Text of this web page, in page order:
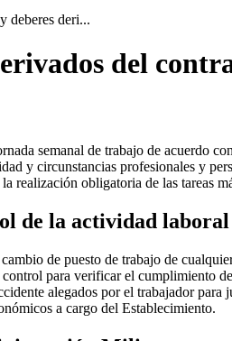
deberes deri...
del
semanal de trabajo de acuerdo
y circunstancias profesionales y
obligatoria de las tareas
de la actividad laboral
de puesto de trabajo de
para verificar el cumplimiento
alegados por el trabajador
a cargo del Establecimiento.